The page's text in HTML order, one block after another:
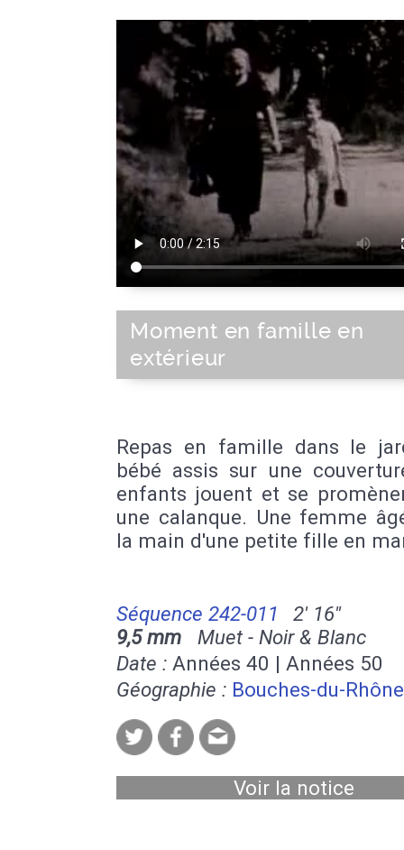
Moment en famille en
extérieur
Repas en famille dans le
bébé assis sur une
enfants jouent et se
une calanque. Une femme
la main d'une petite fille en
Séquence 242-011
2' 16''
9,5 mm Muet - Noir & Blanc
Date : Années 40 | Années 50
Géographie : Bouches-du-
Voir la notice